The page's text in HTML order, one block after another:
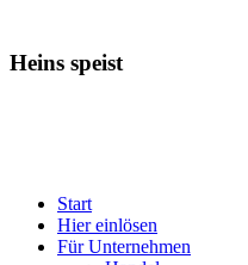
Heins speist
Start
Hier einlösen
Für Unternehmen